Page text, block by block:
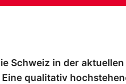
Schweiz in der
qualitativ